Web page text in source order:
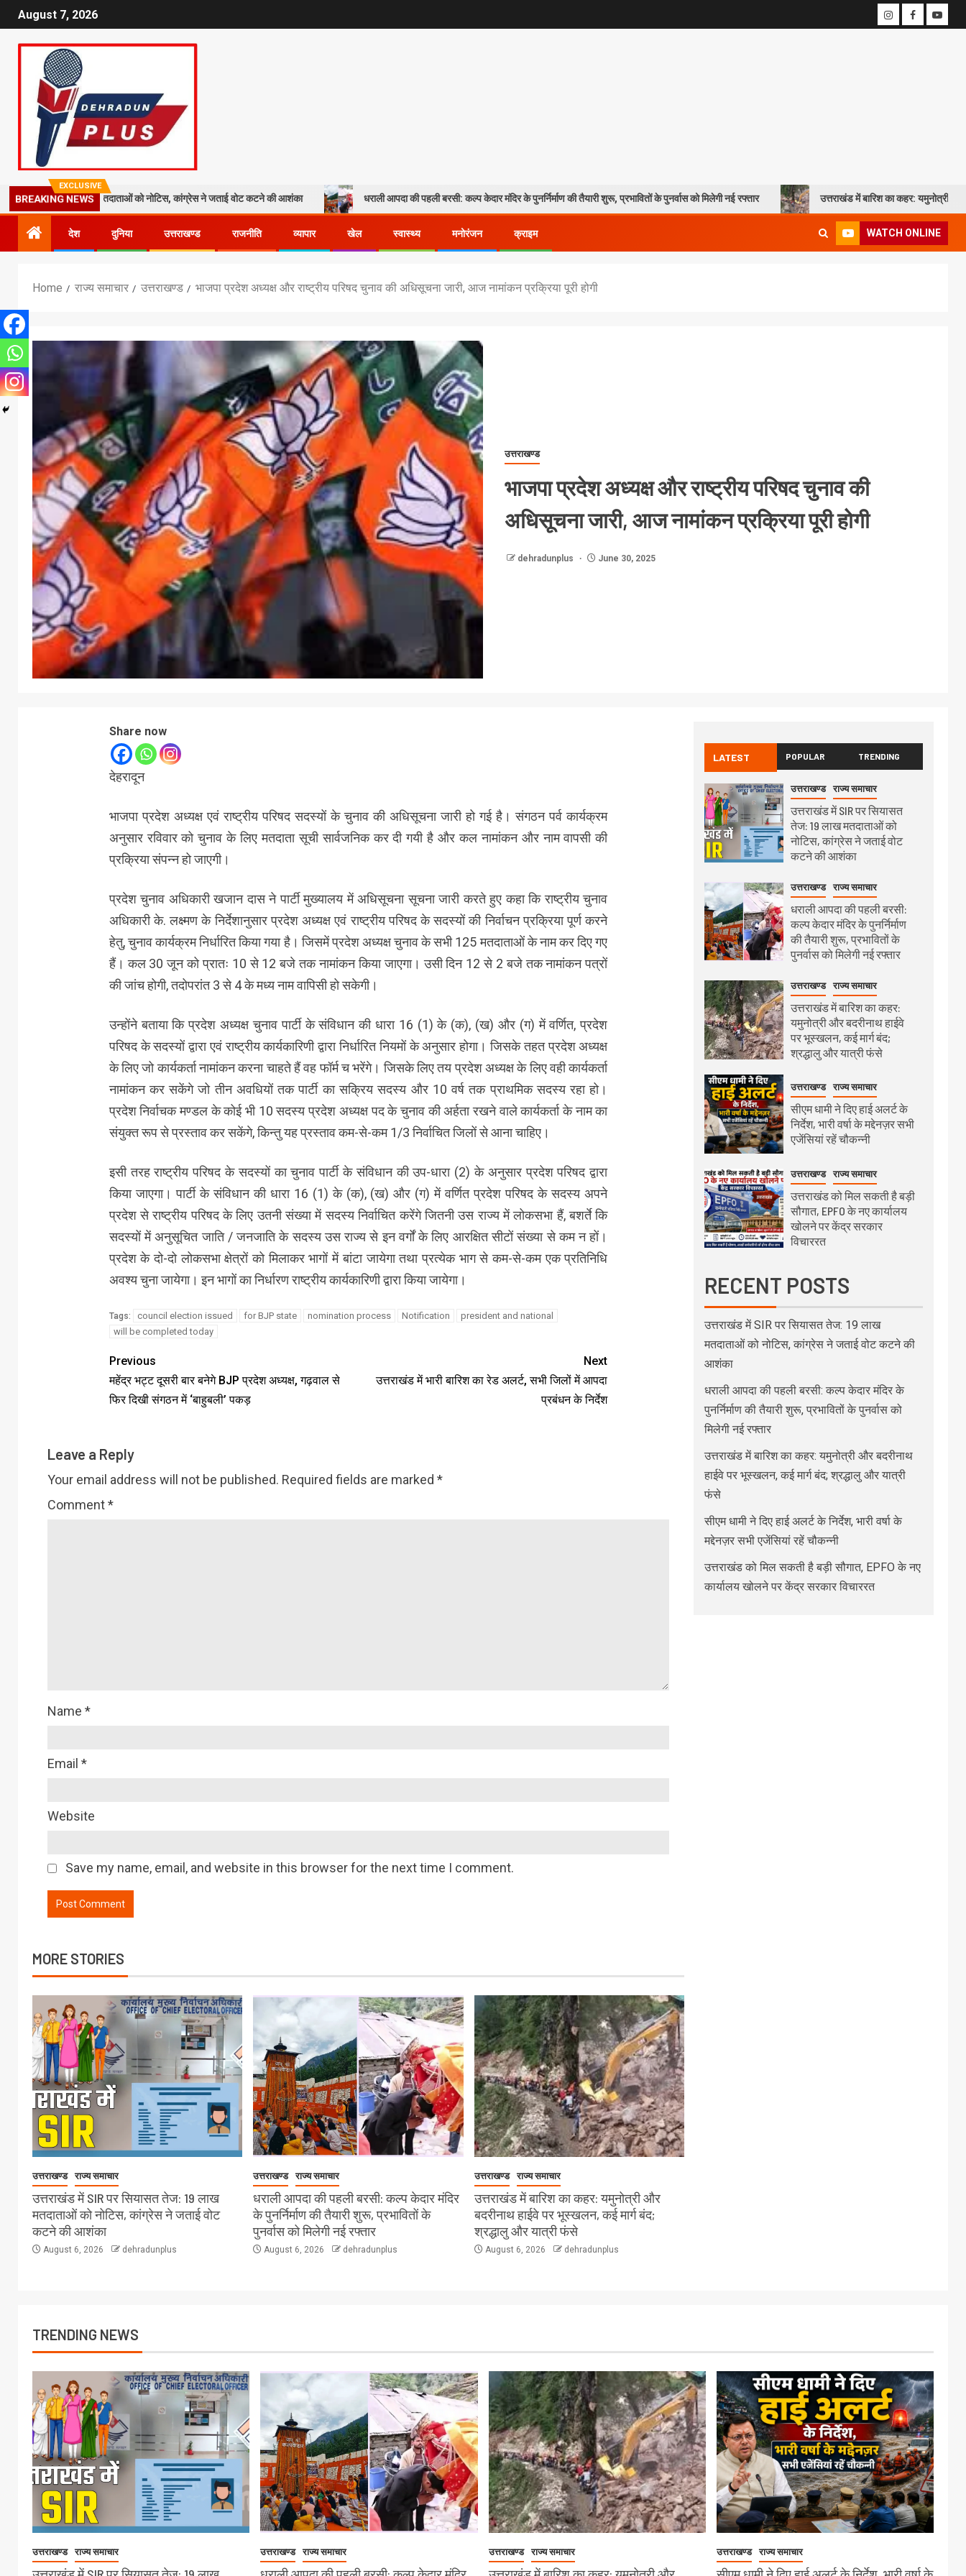
August 7, 2026
EXCLUSIVE
BREAKING NEWS
लाख मतदाताओं को नोटिस, कांग्रेस ने जताई वोट कटने की आशंका धराली आपदा की पहली बरसी: कल्प केदार मंदिर के पुनर्निर्माण की तैयारी शुरू, प्रभावितों के पुनर्वास को मिलेगी नई रफ्तार उत्तराखंड में बारिश का कहर: यमुनोत्री और बदरीनाथ हाईवे
देश दुनिया उत्तराखण्ड राजनीति व्यापार खेल स्वास्थ्य मनोरंजन क्राइम WATCH ONLINE
Home राज्य समाचार उत्तराखण्ड भाजपा प्रदेश अध्यक्ष और राष्ट्रीय परिषद चुनाव की अधिसूचना जारी, आज नामांकन प्रक्रिया पूरी होगी
उत्तराखण्ड
भाजपा प्रदेश अध्यक्ष और राष्ट्रीय परिषद चुनाव की
अधिसूचना जारी, आज नामांकन प्रक्रिया पूरी होगी
dehradunplus June 30, 2025
Share now
देहरादून
भाजपा प्रदेश अध्यक्ष एवं राष्ट्रीय परिषद सदस्यों के चुनाव की अधिसूचना जारी हो गई है। संगठन पर्व कार्यक्रम
अनुसार रविवार को चुनाव के लिए मतदाता सूची सार्वजनिक कर दी गयी है और कल नामांकन और नाम वापसी की
प्रक्रिया संपन्न हो जाएगी।
प्रदेश चुनाव अधिकारी खजान दास ने पार्टी मुख्यालय में अधिसूचना सूचना जारी करते हुए कहा कि राष्ट्रीय चुनाव
अधिकारी के. लक्ष्मण के निर्देशानुसार प्रदेश अध्यक्ष एवं राष्ट्रीय परिषद के सदस्यों की निर्वाचन प्रक्रिया पूर्ण करने
हेतु, चुनाव कार्यक्रम निर्धारित किया गया है। जिसमें प्रदेश अध्यक्ष चुनाव के सभी 125 मतदाताओं के नाम कर दिए गए
हैं। कल 30 जून को प्रातः 10 से 12 बजे तक नामांकन किया जाएगा। उसी दिन 12 से 2 बजे तक नामांकन पत्रों
की जांच होगी, तदोपरांत 3 से 4 के मध्य नाम वापिसी हो सकेगी।
उन्होंने बताया कि प्रदेश अध्यक्ष चुनाव पार्टी के संविधान की धारा 16 (1) के (क), (ख) और (ग) में वर्णित, प्रदेश
परिषद के सदस्यों द्वारा एवं राष्ट्रीय कार्यकारिणी द्वारा निर्धारित नियमों के अनुसार होगा। जिसके तहत प्रदेश अध्यक्ष
के लिए जो कार्यकर्ता नामांकन करना चाहते हैं वह फॉर्म च भरेंगे। जिसके लिए तय प्रदेश अध्यक्ष के लिए वही कार्यकर्ता
नामांकन कर सकेंगे जो तीन अवधियों तक पार्टी का सक्रिय सदस्य और 10 वर्ष तक प्राथमिक सदस्य रहा हो।
प्रदेश निर्वाचक मण्डल के कोई भी 10 सदस्य प्रदेश अध्यक्ष पद के चुनाव की अर्हता रखने वाले कार्यकर्ता के नाम का
संयुक्त रूप से प्रस्ताव कर सकेंगे, किन्तु यह प्रस्ताव कम-से-कम 1/3 निर्वाचित जिलों से आना चाहिए।
इसी तरह राष्ट्रीय परिषद के सदस्यों का चुनाव पार्टी के संविधान की उप-धारा (2) के अनुसार प्रदेश परिषद द्वारा
किया जाएगा। पार्टी के संविधान की धारा 16 (1) के (क), (ख) और (ग) में वर्णित प्रदेश परिषद के सदस्य अपने
प्रदेश से राष्ट्रीय परिषद के लिए उतनी संख्या में सदस्य निर्वाचित करेंगे जितनी उस राज्य में लोकसभा हैं, बशर्ते कि
सदस्यों में अनुसूचित जाति / जनजाति के सदस्य उस राज्य से इन वर्गों के लिए आरक्षित सीटों संख्या से कम न हों।
प्रदेश के दो-दो लोकसभा क्षेत्रों को मिलाकर भागों में बांटा जायेगा तथा प्रत्येक भाग से कम-से-कम एक प्रतिनिधि
अवश्य चुना जायेगा। इन भागों का निर्धारण राष्ट्रीय कार्यकारिणी द्वारा किया जायेगा।
Tags: council election issued for BJP state nomination process Notification
president and national
will be completed today
Previous
महेंद्र भट्ट दूसरी बार बनेगे BJP प्रदेश अध्यक्ष, गढ़वाल से
फिर दिखी संगठन में ‘बाहुबली’ पकड़
Next
उत्तराखंड में भारी बारिश का रेड अलर्ट, सभी जिलों में आपदा
प्रबंधन के निर्देश
Leave a Reply
Your email address will not be published. Required fields are marked *
Comment*
Name *
Email *
Website
Save my name, email, and website in this browser for the next time I comment.
MORE STORIES
उत्तराखण्ड राज्य समाचार
उत्तराखंड में SIR पर सियासत तेज: 19 लाख
मतदाताओं को नोटिस, कांग्रेस ने जताई वोट
कटने की आशंका
August 6, 2026 dehradunplus
उत्तराखण्ड राज्य समाचार
धराली आपदा की पहली बरसी: कल्प केदार मंदिर
के पुनर्निर्माण की तैयारी शुरू, प्रभावितों के
पुनर्वास को मिलेगी नई रफ्तार
August 6, 2026 dehradunplus
उत्तराखण्ड राज्य समाचार
उत्तराखंड में बारिश का कहर: यमुनोत्री और
बदरीनाथ हाईवे पर भूस्खलन, कई मार्ग बंद;
श्रद्धालु और यात्री फंसे
August 6, 2026 dehradunplus
LATEST POPULAR TRENDING
उत्तराखण्ड राज्य समाचार
उत्तराखंड में SIR पर सियासत
तेज: 19 लाख मतदाताओं को
नोटिस, कांग्रेस ने जताई वोट
कटने की आशंका
उत्तराखण्ड राज्य समाचार
धराली आपदा की पहली बरसी:
कल्प केदार मंदिर के पुनर्निर्माण
की तैयारी शुरू, प्रभावितों के
पुनर्वास को मिलेगी नई रफ्तार
उत्तराखण्ड राज्य समाचार
उत्तराखंड में बारिश का कहर:
यमुनोत्री और बदरीनाथ हाईवे
पर भूस्खलन, कई मार्ग बंद;
श्रद्धालु और यात्री फंसे
उत्तराखण्ड राज्य समाचार
सीएम धामी ने दिए हाई अलर्ट के
निर्देश, भारी वर्षा के मद्देनज़र सभी
एजेंसियां रहें चौकन्नी
उत्तराखण्ड राज्य समाचार
उत्तराखंड को मिल सकती है बड़ी
सौगात, EPFO के नए कार्यालय
खोलने पर केंद्र सरकार
विचाररत
RECENT POSTS
उत्तराखंड में SIR पर सियासत तेज: 19 लाख
मतदाताओं को नोटिस, कांग्रेस ने जताई वोट कटने की
आशंका
धराली आपदा की पहली बरसी: कल्प केदार मंदिर के
पुनर्निर्माण की तैयारी शुरू, प्रभावितों के पुनर्वास को
मिलेगी नई रफ्तार
उत्तराखंड में बारिश का कहर: यमुनोत्री और बदरीनाथ
हाईवे पर भूस्खलन, कई मार्ग बंद; श्रद्धालु और यात्री
फंसे
सीएम धामी ने दिए हाई अलर्ट के निर्देश, भारी वर्षा के
मद्देनज़र सभी एजेंसियां रहें चौकन्नी
उत्तराखंड को मिल सकती है बड़ी सौगात, EPFO के नए
कार्यालय खोलने पर केंद्र सरकार विचाररत
TRENDING NEWS
उत्तराखण्ड राज्य समाचार उत्तराखण्ड राज्य समाचार उत्तराखण्ड राज्य समाचार उत्तराखण्ड राज्य समाचार